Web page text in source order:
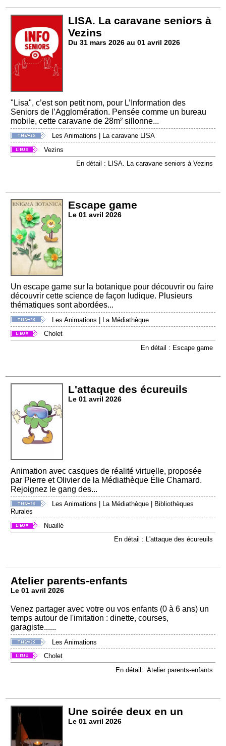
LISA. La caravane seniors à
Vezins
Du 31 mars 2026 au 01 avril 2026
"Lisa", c’est son petit nom, pour L’Information des
Seniors de l’Agglomération. Pensée comme un bureau
mobile, cette caravane de 28m² sillonne...
Les Animations
La caravane LISA
Vezins
En détail : LISA. La caravane seniors à Vezins
Escape game
Le 01 avril 2026
Un escape game sur la botanique pour découvrir ou faire
découvrir cette science de façon ludique. Plusieurs
thématiques sont abordées...
Les Animations
La Médiathèque
Cholet
En détail : Escape game
L'attaque des écureuils
Le 01 avril 2026
Animation avec casques de réalité virtuelle, proposée
par Pierre et Olivier de la Médiathèque Élie Chamard.
Rejoignez le gang des...
Les Animations La Médiathèque
Bibliothèques
Rurales
Nuaillé
En détail : L'attaque des écureuils
Atelier parents-enfants
Le 01 avril 2026
Venez partager avec votre ou vos enfants (0 à 6 ans) un
temps autour de l'imitation : dinette, courses,
garagiste......
Les Animations
Cholet
En détail : Atelier parents-enfants
Une soirée deux en un
Le 01 avril 2026